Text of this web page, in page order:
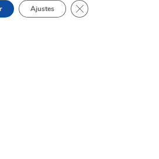
Ajustes Cerrar el banner de